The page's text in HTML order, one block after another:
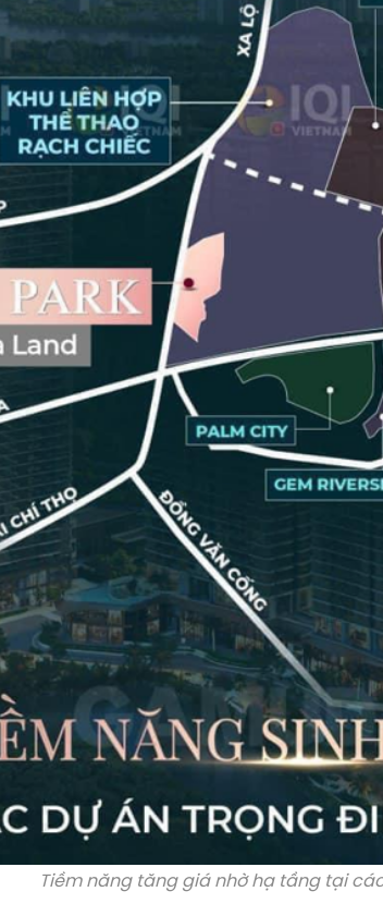
Tiềm năng tăng giá nhờ hạ tầng tại